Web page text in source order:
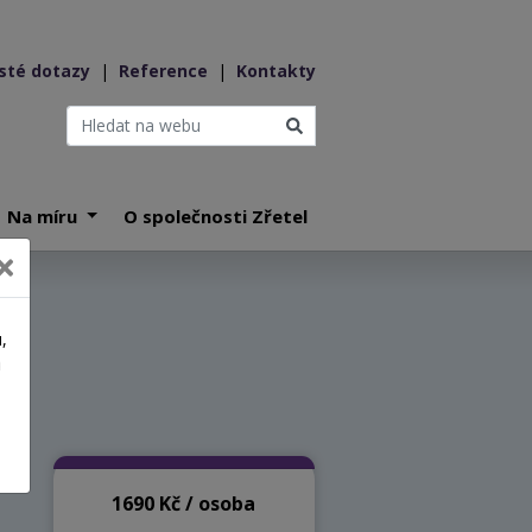
dotazy | Reference | Kontakty
Na míru O společnosti Zřetel
1690 Kč / osoba